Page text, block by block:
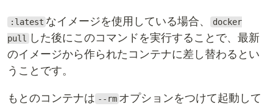
:latest なイメージを使用している場合、 docker
pull した後にこのコマンドを実行することで、最新
のイメージから作られたコンテナに差し替わるとい
うことです。
もとのコンテナは --rm オプションをつけて起動して